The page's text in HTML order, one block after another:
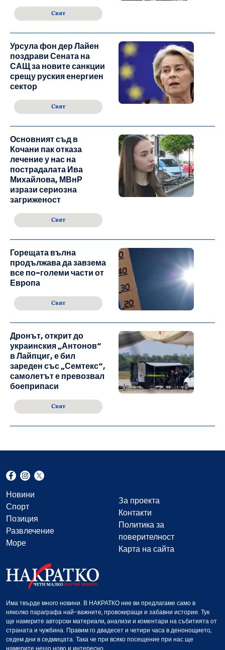
Свят
Урсула фон дер Лайен
поздрави Сената на
САЩ за новите санкции
срещу руския енергиен
сектор
Свят
Основният съд в
Кочани пак отказа
лечение у нас на
пострадалата Ива
Михайлова, МВнР
изрази сериозна
загриженост
Свят
Горещата вълна
продължава да завзема
все по-големи части от
Европа
Свят
Дронът, открит до
украинския „Антонов“
в Лайпциг, е бил
зареден със „Семтекс“,
самолетът е превозвал
боеприпаси
Свят
Новини
Спорт
Позиция
Развлечение
Море
За проекта
Контакти
Политика за
поверителност
Карта на сайта
Има твърде много новини. В НАКРАТКО ние ви предлагаме само в
няколко параграфа най-важните, провокиращи и забавни истории. Тук
ще намерите авторски материали, анализи и коментари на събитията от
страната и чужбина. Правим го двадесет и четири часа в денонощието,
седем дни в седмицата. Така че при всяко посещение при нас ще
намерите нещо ново и интересно.